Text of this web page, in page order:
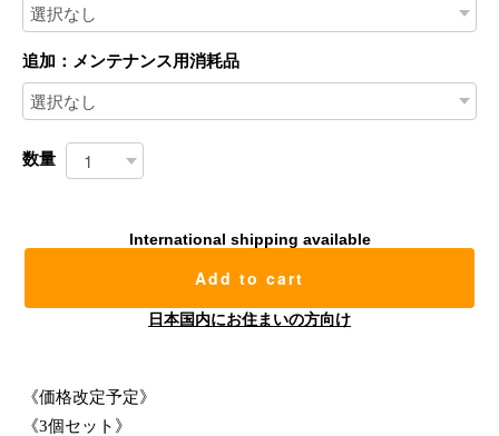
追加：メンテナンス用消耗品
数量
International shipping available
Add to cart
日本国内にお住まいの方向け
《価格改定予定》
《3個セット》